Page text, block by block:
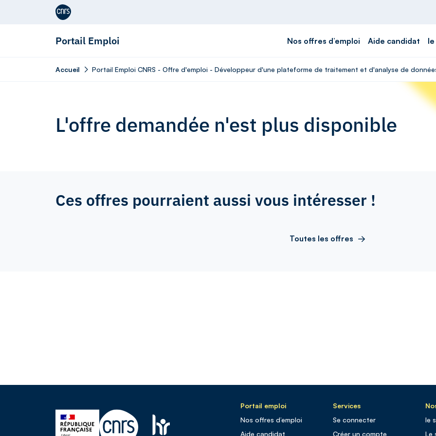
Aller au contenu
Portail Emploi Nos offres d’emploi Aide candidat
Accueil Portail Emploi CNRS - Offre d'emploi - Développeur d'une plateforme de traitement et d'analyse de
L'offre demandée n'est plus disponible
Ces offres pourraient aussi vous intéresser !
Toutes les offres
Portail emploi
Nos offres d’emploi
Aide candidat
Services
Se connecter
Créer un compte
le
Le